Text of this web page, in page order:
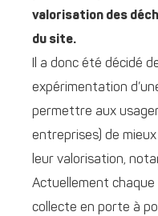
valorisation des
du site.
Il a donc été décidé
expérimentation
permettre aux
entreprises) de
leur valorisation,
Actuellement chaque
collecte en porte à